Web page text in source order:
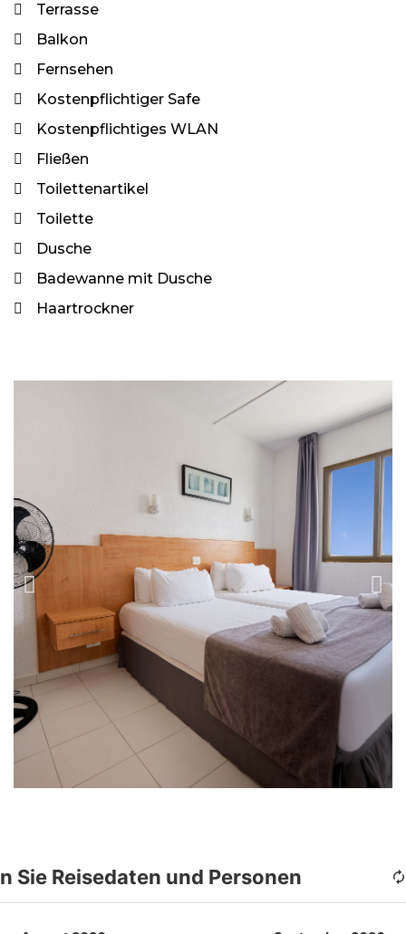
Terrasse
Balkon
Fernsehen
Kostenpflichtiger Safe
Kostenpflichtiges WLAN
Fließen
Toilettenartikel
Toilette
Dusche
Badewanne mit Dusche
Haartrockner
Sie Reisedaten und Personen